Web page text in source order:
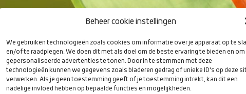
Beheer cookie instellingen
We gebruiken technologieën zoals cookies om informatie over je apparaat op te
en/of te raadplegen. We doen dit met als doel om de beste ervaring te bieden en om
gepersonaliseerde advertenties te tonen. Door in te stemmen met deze
technologieën kunnen we gegevens zoals bladeren gedrag of unieke ID's op deze
verwerken. Als je geen toestemming geeft of je toestemming intrekt, kan dit een
nadelige invloed hebben op bepaalde functies en mogelijkheden.